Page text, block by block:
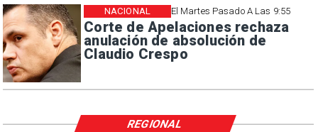
El Martes Pasado A Las 9:55
Corte de Apelaciones rechaza
anulación de absolución de
Claudio Crespo
NACIONAL
REGIONAL